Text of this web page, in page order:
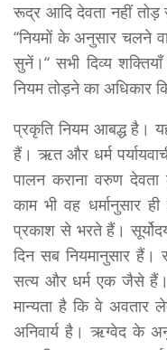
रूद्र आदि देवता नहीं
‘‘नियमों के अनुसार चलने
सुनें।‘‘ सभी दिव्य
नियम तोड़ने का अधिकार
प्रकृति नियम आबद्ध है।
हैं। ऋत और धर्म
पालन कराना वरुण
काम भी वह धर्मानुसार
प्रकाश से भरते हैं।
दिन सब नियमानुसार
सत्य और धर्म एक जैसे हैं।
मान्यता है कि वे अवतार
अनिवार्य है। ऋग्वेद के